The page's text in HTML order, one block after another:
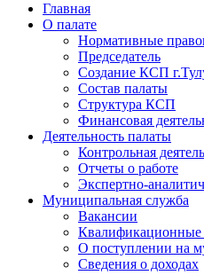
Главная
О палате
Нормативные
Председатель
Создание КСП
Состав палаты
Структура КСП
Финансовая
Деятельность палаты
Контрольная
Отчеты о работе
Экспертно-
Муниципальная служба
Вакансии
Квалификационные
О поступлении на
Сведения о доходах